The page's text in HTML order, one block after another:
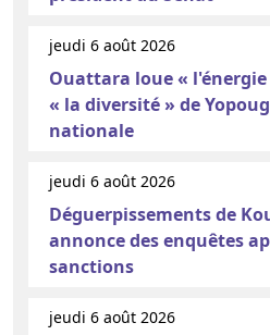
jeudi 6 août 2026
Ouattara loue « l'énergie
« la diversité » de
nationale
jeudi 6 août 2026
Déguerpissements de
annonce des enquêtes
sanctions
jeudi 6 août 2026